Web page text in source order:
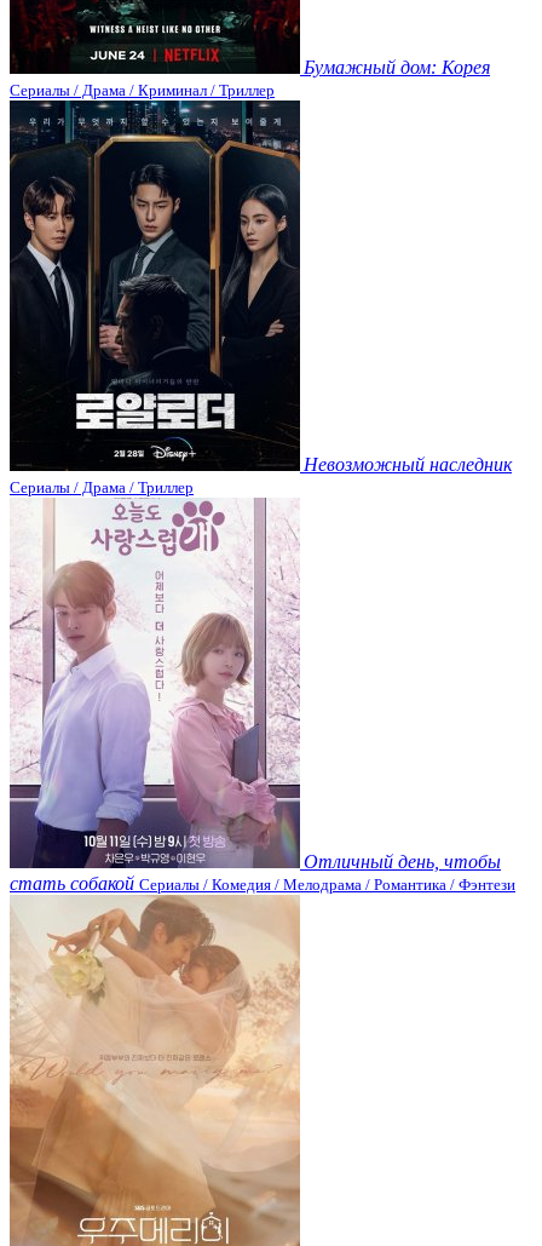
Бумажный дом: Корея
Сериалы / Драма / Криминал / Триллер
Невозможный наследник
Сериалы / Драма / Триллер
Отличный день, чтобы
стать собакой Сериалы / Комедия / Мелодрама / Романтика / Фэнтези